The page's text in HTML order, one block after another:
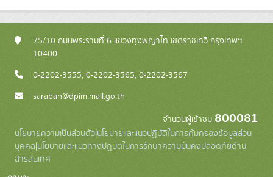
75/10 ถนนพระรามที่ 6 แขวงทุ่งพญาไท เขตราชเทวี กรุงเทพฯ
10400
0-2202-3555, 0-2202-3565, 0-2202-3567
saraban@dpim.mail.go.th
จำนวนผู้เข้าชม 800081
นโยบายความเป็นส่วนตัว|นโยบายและแนวปฏิบัติในการคุ้มครองข้อมูลส่วน
บุคคล|นโยบายและแนวทางปฏิบัติในการรักษาความมั่นคงปลอดภัยด้าน
สารสนเทศ